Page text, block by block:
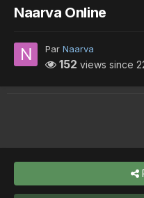
Naarva Online
Par Naarva
152 views since